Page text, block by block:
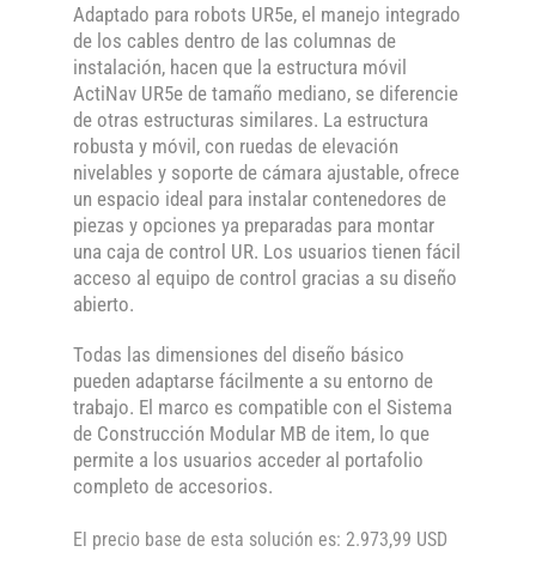
Adaptado para robots UR5e, el manejo integrado
de los cables dentro de las columnas de
instalación, hacen que la estructura móvil
ActiNav UR5e de tamaño mediano, se diferencie
de otras estructuras similares. La estructura
robusta y móvil, con ruedas de elevación
nivelables y soporte de cámara ajustable, ofrece
un espacio ideal para instalar contenedores de
piezas y opciones ya preparadas para montar
una caja de control UR. Los usuarios tienen fácil
acceso al equipo de control gracias a su diseño
abierto.
Todas las dimensiones del diseño básico
pueden adaptarse fácilmente a su entorno de
trabajo. El marco es compatible con el Sistema
de Construcción Modular MB de item, lo que
permite a los usuarios acceder al portafolio
completo de accesorios.
El precio base de esta solución es: 2.973,99 USD